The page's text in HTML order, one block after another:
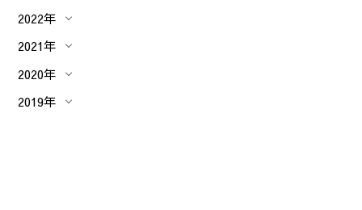
2022年
2021年
2020年
2019年